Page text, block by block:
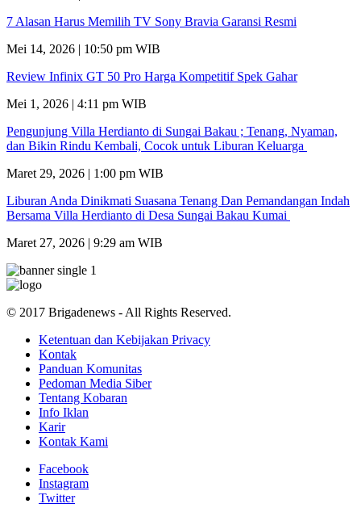
7 Alasan Harus Memilih TV Sony Bravia Garansi Resmi
Mei 14, 2026 | 10:50 pm WIB
Review Infinix GT 50 Pro Harga Kompetitif Spek Gahar
Mei 1, 2026 | 4:11 pm WIB
Pengunjung Villa Herdianto di Sungai Bakau ; Tenang, Nyaman,
dan Bikin Rindu Kembali, Cocok untuk Liburan Keluarga
Maret 29, 2026 | 1:00 pm WIB
Liburan Anda Dinikmati Suasana Tenang Dan Pemandangan Indah
Bersama Villa Herdianto di Desa Sungai Bakau Kumai
Maret 27, 2026 | 9:29 am WIB
© 2017 Brigadenews - All Rights Reserved.
Ketentuan dan Kebijakan Privacy
Kontak
Panduan Komunitas
Pedoman Media Siber
Tentang Kobaran
Info Iklan
Karir
Kontak Kami
Facebook
Instagram
Twitter